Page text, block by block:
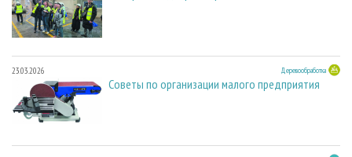
23.03.2026 Деревообработка
Советы по организации малого предприятия